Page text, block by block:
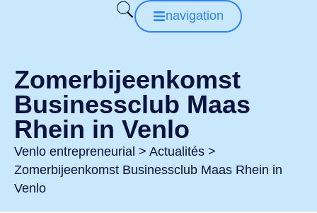
navigation
Zomerbijeenkomst
Businessclub Maas
Rhein in Venlo
Venlo entrepreneurial > Actualités >
Zomerbijeenkomst Businessclub Maas Rhein in
Venlo